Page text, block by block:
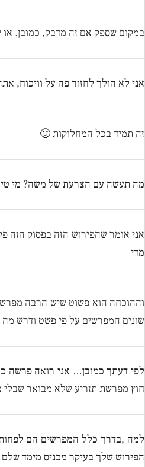
במקום שספק אם זה מדבק, כמובן. או
אני לא הולך לחזור פה על וויכוח,
זה תמיד בכל המחלוקות 🙂
מה תעשה עם הצרעת של משה? מי
אני אומר שהפירוש הזה בפסוק הזה
מדי
וההוכחה הוא פשוט שיש הרבה
שונים המפרשים על פי פשט ודרש
לפי דעתך כמובן… אני רואה פרשה
חוץ מפרשת תזריע שלא מבואר שבלי
למה ,בדרך כלל המפרשים הם
הפירוש שלך בעיקר מכניס מימד